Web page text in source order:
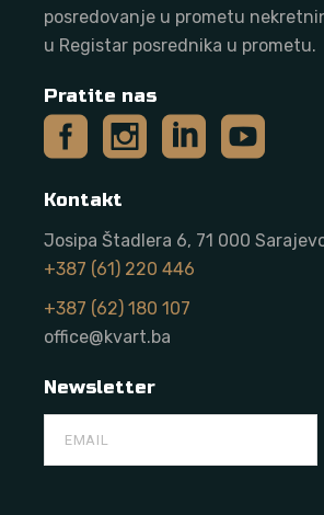
posredovanje u prometu
u Registar posrednika u prometu.
Pratite nas
Kontakt
Josipa Štadlera 6, 71 000
+387 (61) 220 446
+387 (62) 180 107
office@kvart.ba
Newsletter